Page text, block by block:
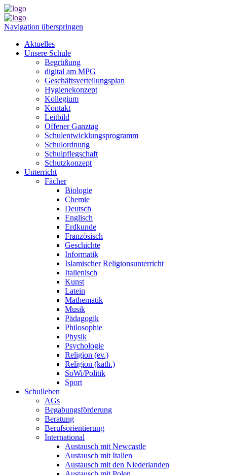
Navigation überspringen
Aktuelles
Unsere Schule
Begrüßung
digital am MPG
Geschäftsverteilungsplan
Hygienekonzept
Kollegium
Kontakt
Leitbild
Offener Ganztag
Schulentwicklungsprogramm
Schulordnung
Schulpflegschaft
Schutzkonzept
Unterricht
Fächer
Biologie
Chemie
Deutsch
Englisch
Erdkunde
Französisch
Geschichte
Informatik
Islamischer Religionsunterricht
Italienisch
Kunst
Latein
Mathematik
Musik
Pädagogik
Philosophie
Physik
Psychologie
Religion (ev.)
Religion (kath.)
SoWi/Politik
Sport
Schulleben
AGs
Begabungsförderung
Beratung
Berufsorientierung
International
Austausch mit Newcastle
Austausch mit Italien
Austausch mit den Niederlanden